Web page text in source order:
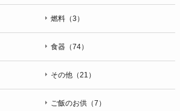
燃料（3）
食器（74）
その他（21）
ご飯のお供（7）